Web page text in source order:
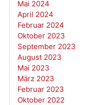
Mai 2024
April 2024
Februar 2024
Oktober 2023
September 2023
August 2023
Mai 2023
März 2023
Februar 2023
Oktober 2022